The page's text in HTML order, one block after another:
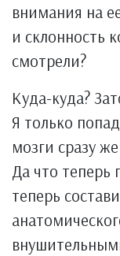
внимания на
и склонность
смотрели?
Куда-куда?
Я только
мозги сразу
Да что теперь
теперь